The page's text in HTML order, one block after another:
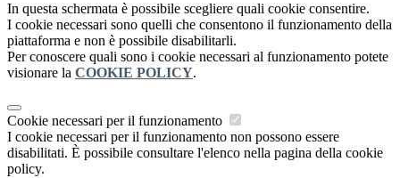
In questa schermata è possibile scegliere quali cookie consentire.
I cookie necessari sono quelli che consentono il funzionamento della
piattaforma e non è possibile disabilitarli.
Per conoscere quali sono i cookie necessari al funzionamento potete
visionare la COOKIE POLICY.
Cookie necessari per il funzionamento
I cookie necessari per il funzionamento non possono essere
disabilitati. È possibile consultare l'elenco nella pagina della cookie
policy.